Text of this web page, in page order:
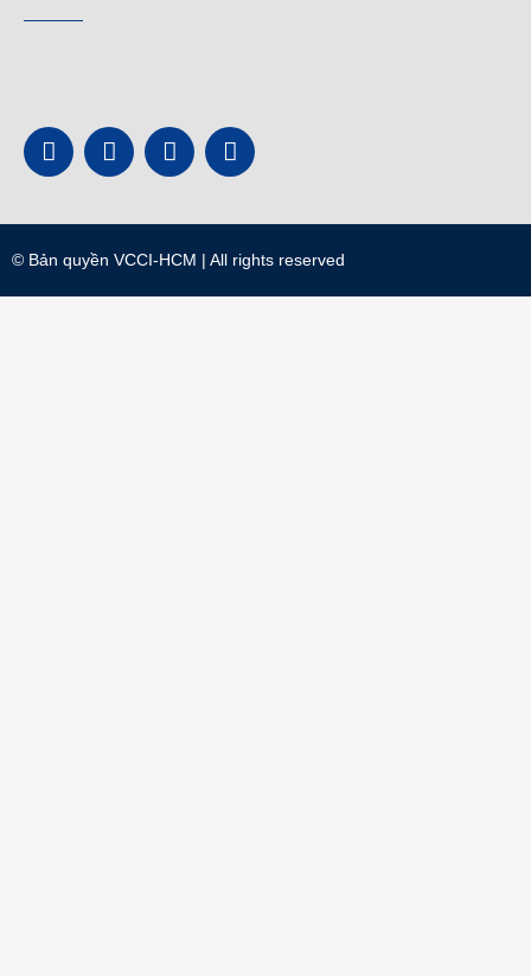
© Bản quyền VCCI-HCM | All rights reserved